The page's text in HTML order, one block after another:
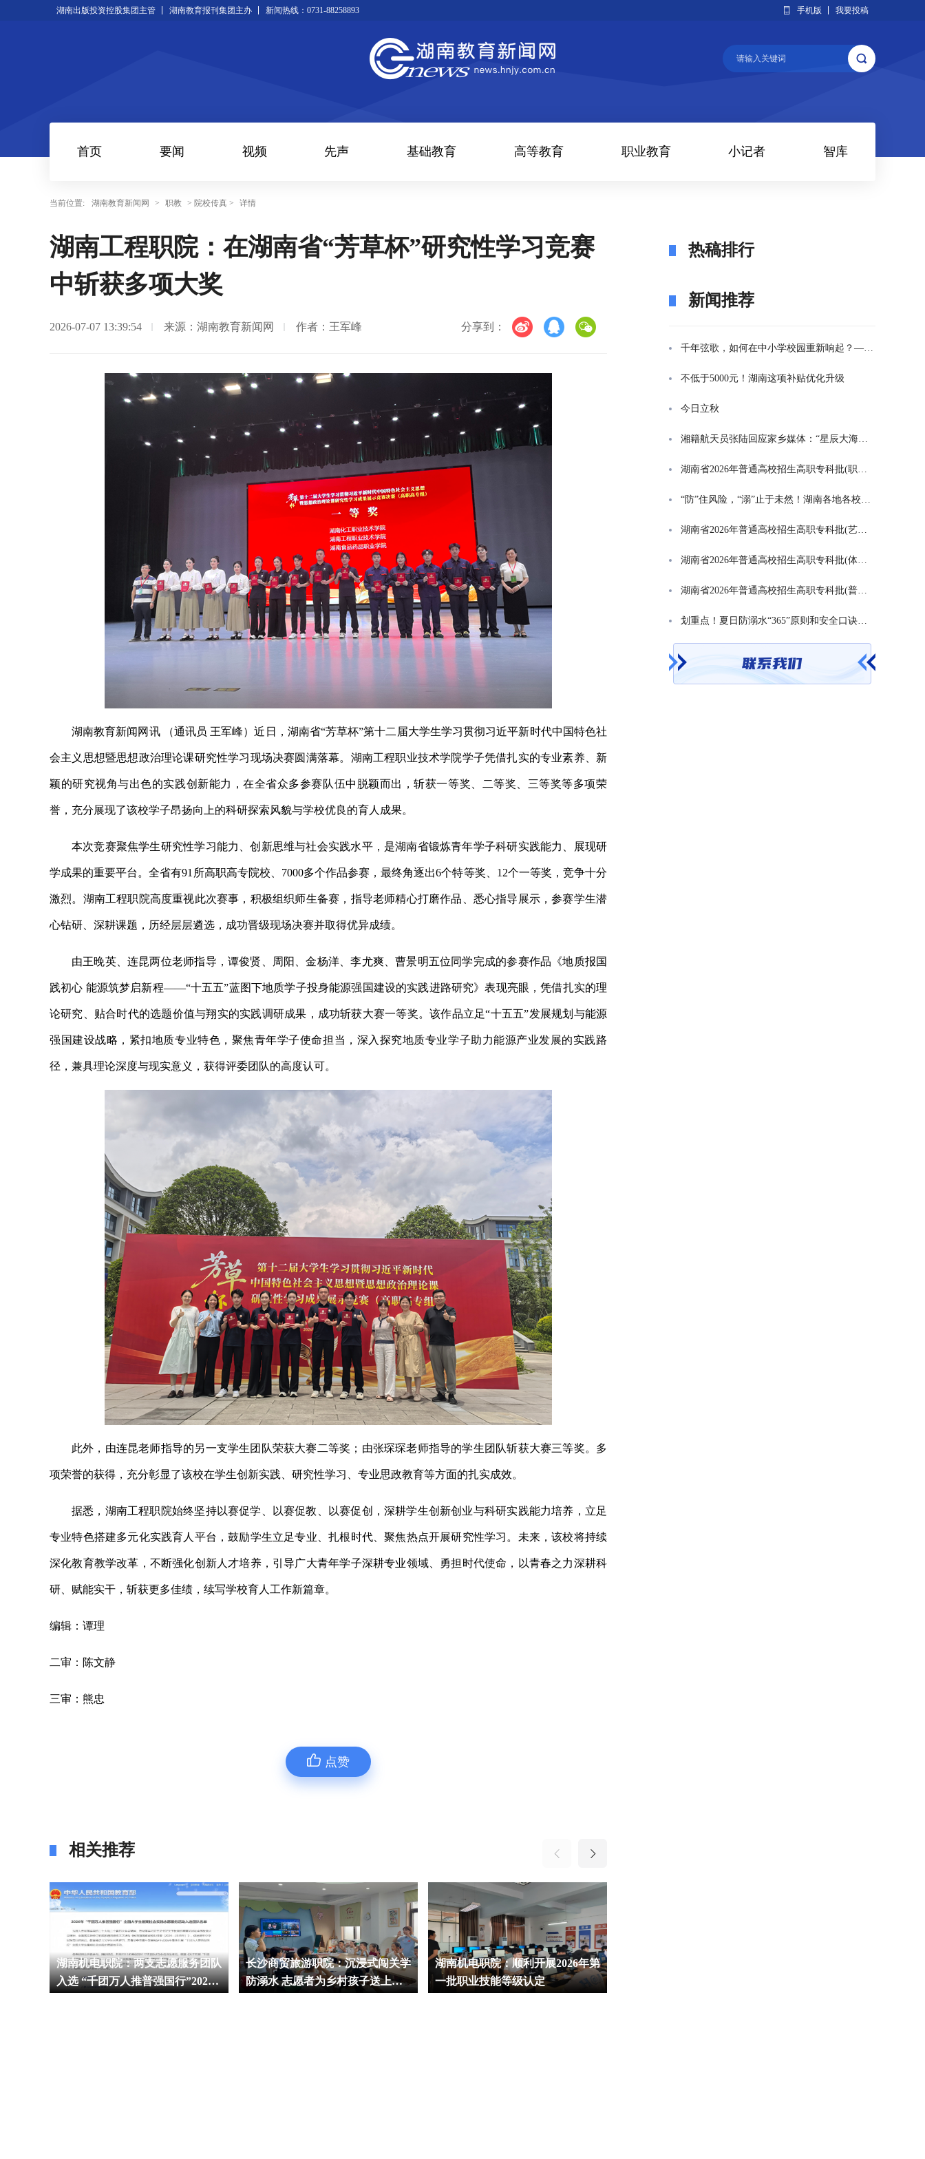
湖南出版投资控股集团主管 湖南教育报刊集团主办 新闻热线：0731-88258893 手机版 我要投稿
首页 要闻 视频 先声 基础教育 高等教育 职业教育 小记者 智库
当前位置: 湖南教育新闻网 > 职教 > 院校传真 > 详情
湖南工程职院：在湖南省“芳草杯”研究性学习竞赛
中斩获多项大奖
2026-07-07 13:39:54 来源：湖南教育新闻网 作者：王军峰 分享到：
湖南教育新闻网讯 （通讯员 王军峰）近日，湖南省“芳草杯”第十二届大学生学习贯彻习近平新时代中国特色社
会主义思想暨思想政治理论课研究性学习现场决赛圆满落幕。湖南工程职业技术学院学子凭借扎实的专业素养、新
颖的研究视角与出色的实践创新能力，在全省众多参赛队伍中脱颖而出，斩获一等奖、二等奖、三等奖等多项荣
誉，充分展现了该校学子昂扬向上的科研探索风貌与学校优良的育人成果。
本次竞赛聚焦学生研究性学习能力、创新思维与社会实践水平，是湖南省锻炼青年学子科研实践能力、展现研
学成果的重要平台。全省有91所高职高专院校、7000多个作品参赛，最终角逐出6个特等奖、12个一等奖，竞争十分
激烈。湖南工程职院高度重视此次赛事，积极组织师生备赛，指导老师精心打磨作品、悉心指导展示，参赛学生潜
心钻研、深耕课题，历经层层遴选，成功晋级现场决赛并取得优异成绩。
由王晚英、连昆两位老师指导，谭俊贤、周阳、金杨洋、李尤爽、曹景明五位同学完成的参赛作品《地质报国
践初心 能源筑梦启新程——“十五五”蓝图下地质学子投身能源强国建设的实践进路研究》表现亮眼，凭借扎实的理
论研究、贴合时代的选题价值与翔实的实践调研成果，成功斩获大赛一等奖。该作品立足“十五五”发展规划与能源
强国建设战略，紧扣地质专业特色，聚焦青年学子使命担当，深入探究地质专业学子助力能源产业发展的实践路
径，兼具理论深度与现实意义，获得评委团队的高度认可。
此外，由连昆老师指导的另一支学生团队荣获大赛二等奖；由张琛琛老师指导的学生团队斩获大赛三等奖。多
项荣誉的获得，充分彰显了该校在学生创新实践、研究性学习、专业思政教育等方面的扎实成效。
据悉，湖南工程职院始终坚持以赛促学、以赛促教、以赛促创，深耕学生创新创业与科研实践能力培养，立足
专业特色搭建多元化实践育人平台，鼓励学生立足专业、扎根时代、聚焦热点开展研究性学习。未来，该校将持续
深化教育教学改革，不断强化创新人才培养，引导广大青年学子深耕专业领域、勇担时代使命，以青春之力深耕科
研、赋能实干，斩获更多佳绩，续写学校育人工作新篇章。
编辑：谭理
二审：陈文静
三审：熊忠
点赞
相关推荐
湖南机电职院：两支志愿服务团队
入选 “千团万人推普强国行”2026
长沙商贸旅游职院：沉浸式闯关学
防溺水 志愿者为乡村孩子送上别
湖南机电职院：顺利开展2026年第
一批职业技能等级认定
热稿排行
新闻推荐
千年弦歌，如何在中小学校园重新响起？——湖南首届中小学书院制建设研讨会观察
不低于5000元！湖南这项补贴优化升级
今日立秋
湘籍航天员张陆回应家乡媒体：“星辰大海是一群人的长征”
湖南省2026年普通高校招生高职专科批(职高对口类)第一次投档分数线
“防”住风险，“溺”止于未然！湖南各地各校打响防溺水“保卫战”
湖南省2026年普通高校招生高职专科批(艺术类)第一次投档分数线
湖南省2026年普通高校招生高职专科批(体育类)第一次投档分数线
湖南省2026年普通高校招生高职专科批(普通类)第一次投档分数线
划重点！夏日防溺水“365”原则和安全口诀一起学